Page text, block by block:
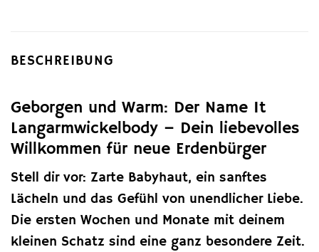
BESCHREIBUNG
Geborgen und Warm: Der Name It
Langarmwickelbody – Dein liebevolles
Willkommen für neue Erdenbürger
Stell dir vor: Zarte Babyhaut, ein sanftes
Lächeln und das Gefühl von unendlicher Liebe.
Die ersten Wochen und Monate mit deinem
kleinen Schatz sind eine ganz besondere Zeit.